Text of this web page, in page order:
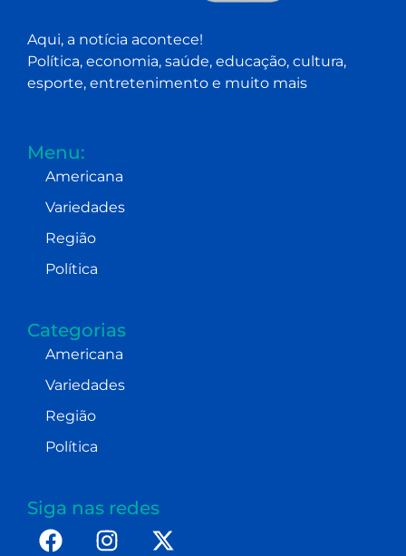
Aqui, a notícia acontece!
Política, economia, saúde, educação, cultura,
esporte, entretenimento e muito mais
Menu:
Americana
Variedades
Região
Política
Categorias
Americana
Variedades
Região
Política
Siga nas redes